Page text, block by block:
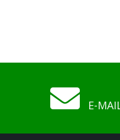
E-